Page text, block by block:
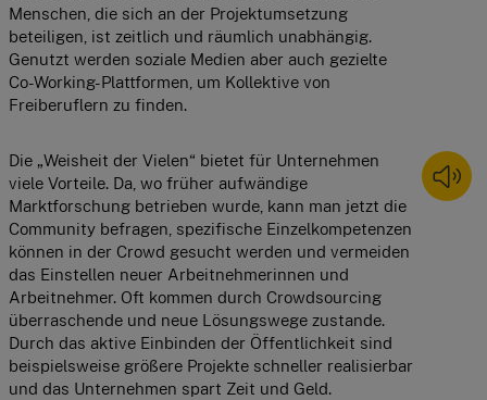
Menschen, die sich an der Projektumsetzung
beteiligen, ist zeitlich und räumlich unabhängig.
Genutzt werden soziale Medien aber auch gezielte
Co-Working-Plattformen, um Kollektive von
Freiberuflern zu finden.
Die „Weisheit der Vielen“ bietet für Unternehmen
viele Vorteile. Da, wo früher aufwändige
Marktforschung betrieben wurde, kann man jetzt die
Community befragen, spezifische Einzelkompetenzen
können in der Crowd gesucht werden und vermeiden
das Einstellen neuer Arbeitnehmerinnen und
Arbeitnehmer. Oft kommen durch Crowdsourcing
überraschende und neue Lösungswege zustande.
Durch das aktive Einbinden der Öffentlichkeit sind
beispielsweise größere Projekte schneller realisierbar
und das Unternehmen spart Zeit und Geld.